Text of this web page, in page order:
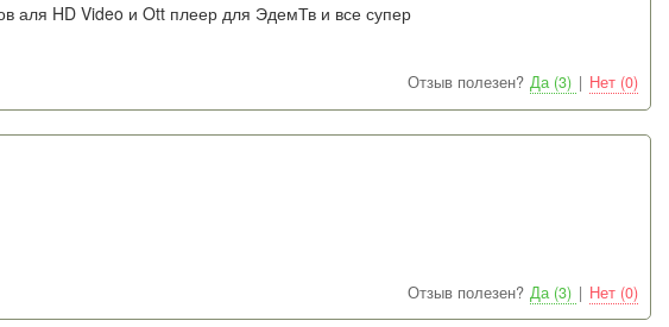
аля HD Video и Ott плеер для ЭдемТв и все супер
Отзыв полезен? Да (3) | Нет (0)
Отзыв полезен? Да (3) | Нет (0)